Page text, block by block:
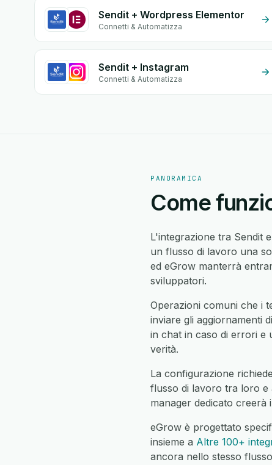
Sendit + Wordpress Elementor
Connetti & Automatizza
Sendit + Instagram
Connetti & Automatizza
PANORAMICA
Come
L'integrazione tra Sendit
un flusso di lavoro una
ed eGrow manterrà
sviluppatori.
Operazioni comuni che i
inviare gli aggiornamenti
in chat in caso di errori e
verità.
La configurazione
flusso di lavoro tra loro e
manager dedicato
eGrow è progettato
insieme a Altre 100+
ancora nello stesso